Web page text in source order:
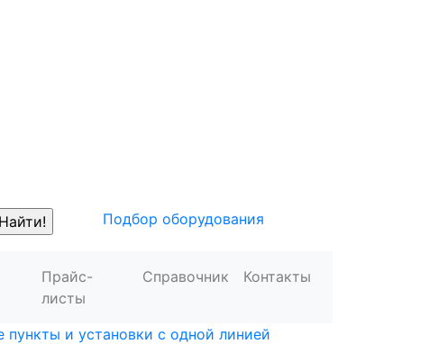
Подбор оборудования
Прайс-
листы
Справочник Контакты
пункты и установки с одной линией